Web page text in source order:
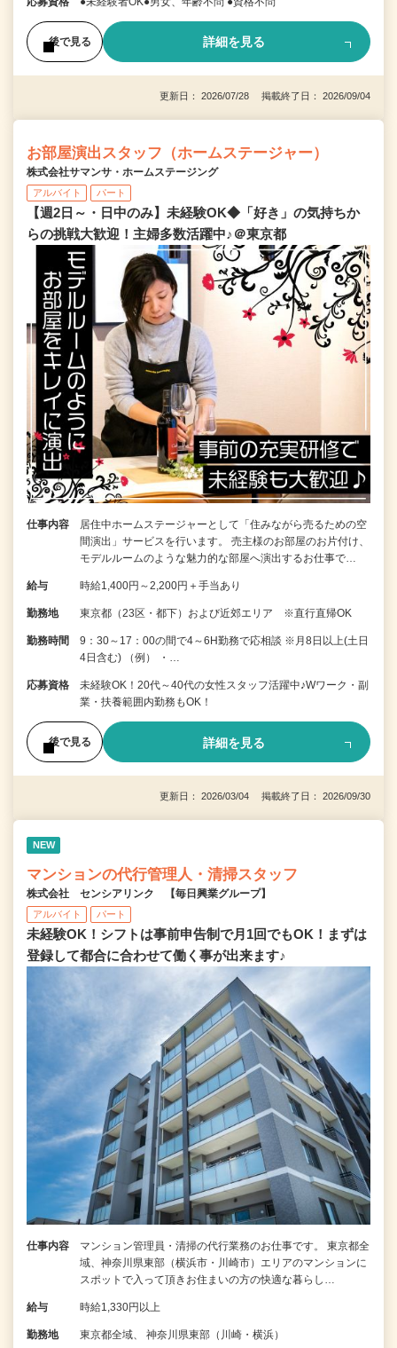
後で見る 詳細を見る
更新日： 2026/07/28 掲載終了日： 2026/09/04
お部屋演出スタッフ（ホームステージャー）
株式会社サマンサ・ホームステージング
アルバイト パート
【週2日～・日中のみ】未経験OK◆「好き」の気持ちか
らの挑戦大歓迎！主婦多数活躍中♪＠東京都
仕事内容
居住中ホームステージャーとして「住みながら売るための空
間演出」サービスを行います。 売主様のお部屋のお片付け、
モデルルームのような魅力的な部屋へ演出するお仕事で…
給与 時給1,400円～2,200円＋手当あり
勤務地 東京都（23区・都下）および近郊エリア ※直行直帰OK
勤務時間
9：30～17：00の間で4～6H勤務で応相談 ※月8日以上(土日
4日含む) （例） ・…
応募資格
未経験OK！20代～40代の女性スタッフ活躍中♪Wワーク・副
業・扶養範囲内勤務もOK！
後で見る 詳細を見る
更新日： 2026/03/04 掲載終了日： 2026/09/30
NEW
マンションの代行管理人・清掃スタッフ
株式会社 センシアリンク 【毎日興業グループ】
アルバイト パート
未経験OK！シフトは事前申告制で月1回でもOK！まずは
登録して都合に合わせて働く事が出来ます♪
仕事内容
マンション管理員・清掃の代行業務のお仕事です。 東京都全
域、神奈川県東部（横浜市・川崎市）エリアのマンションに
スポットで入って頂きお住まいの方の快適な暮らし…
給与 時給1,330円以上
勤務地 東京都全域、 神奈川県東部（川崎・横浜）